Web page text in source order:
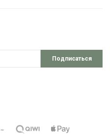
Подписаться